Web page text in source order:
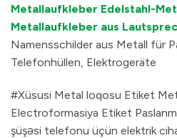
Metallaufkleber Edelstahl-
Metallaufkleber aus
Namensschilder aus Metall für
Telefonhüllen, Elektrogeräte
#Xüsusi Metal loqosu Etiket
Electroformasiya Etiket
şüşəsi telefonu üçün elektrik